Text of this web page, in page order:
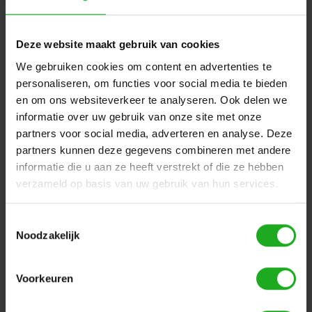
Deze website maakt gebruik van cookies
We gebruiken cookies om content en advertenties te
personaliseren, om functies voor social media te bieden
en om ons websiteverkeer te analyseren. Ook delen we
informatie over uw gebruik van onze site met onze
partners voor social media, adverteren en analyse. Deze
partners kunnen deze gegevens combineren met andere
informatie die u aan ze heeft verstrekt of die ze hebben
verzameld op basis van uw gebruik van hun services.
Noodzakelijk
Voorkeuren
3. Bewaar de robot op de Caddy of beschermd
ondersteboven.
- Bewaar de robot NIET op een plaats waar hij wordt
blootgesteld aan direct zonlicht.
- Bewaar de robot NIET op een plaats waar deze wordt
blootgesteld aan extreme hitte.
- Bewaar de robot NIET op een plaats waar hij wordt
blootgesteld aan vorst.
Voor vragen of meer informatie over het onderhoud van
de zwembadrobot neemcontactmet ons op.
een Dolphin E25 zwembadrobot zit standaard 2 jaar
garantie. Doordat wij een Dolphin servicepunt zijn
1 jaar extra garantie.